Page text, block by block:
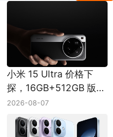
小米 15 Ultra 价格下
探，16GB+512GB 版本
现新低
2026-08-07